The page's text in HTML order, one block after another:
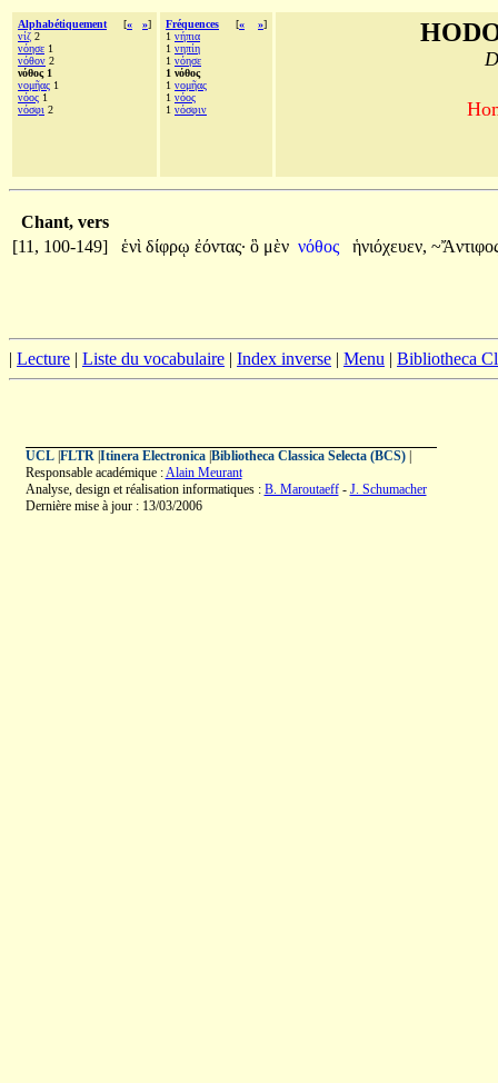
Alphabétiquement [« »]
νίζ 2
νόησε 1
νόθον 2
νόθος 1
νομῆας 1
νόος 1
νόσφι 2
Fréquences [« »]
1 νήπια
1 νηπίη
1 νόησε
1 νόθος
1 νομῆας
1 νόος
1 νόσφιν
Chant, vers
[11, 100-149]
ἑνὶ δίφρῳ ἐόντας· ὃ μὲν νόθος ἡνιόχευεν,
| Lecture | Liste du vocabulaire | Index inverse | Menu | Bibliotheca
UCL| FLTR| Itinera Electronica| Bibliotheca Classica Selecta (BCS)|
Responsable académique :Alain Meurant
Analyse, design et réalisation informatiques : B. Maroutaeff- J. Schumacher
Dernière mise à jour : 13/03/2006